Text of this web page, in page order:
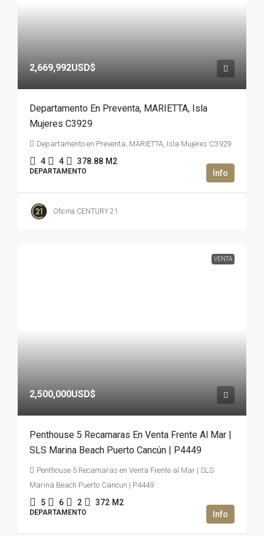
2,669,992USD$
Departamento En Preventa, MARIETTA, Isla
Mujeres C3929
Departamento en Preventa, MARIETTA, Isla Mujeres C3929
4 4 378.88 M2
DEPARTAMENTO
Oficina CENTURY 21
VENTA
2,500,000USD$
Penthouse 5 Recamaras En Venta Frente Al Mar |
SLS Marina Beach Puerto Cancún | P4449
Penthouse 5 Recamaras en Venta Frente al Mar | SLS
Marina Beach Puerto Cancun | P4449
5 6 2 372 M2
DEPARTAMENTO